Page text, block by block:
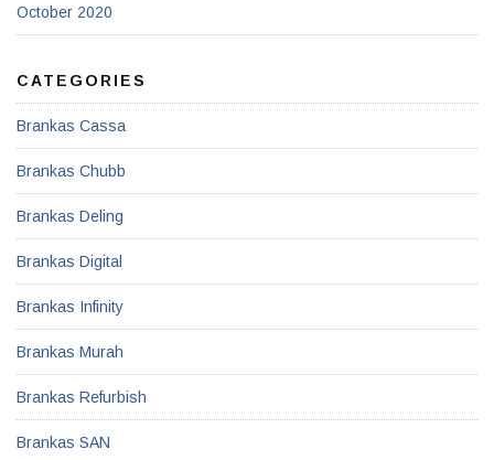
October 2020
CATEGORIES
Brankas Cassa
Brankas Chubb
Brankas Deling
Brankas Digital
Brankas Infinity
Brankas Murah
Brankas Refurbish
Brankas SAN